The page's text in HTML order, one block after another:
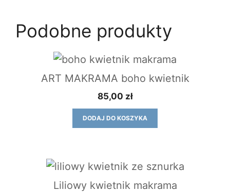
Podobne produkty
ART MAKRAMA boho kwietnik
85,00 zł
DODAJ DO KOSZYKA
Liliowy kwietnik makrama